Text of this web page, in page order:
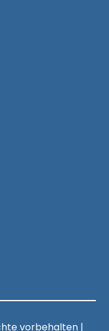
vorbehalten |